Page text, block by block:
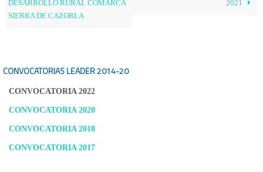
DESARROLLO RURAL COMARCA
SIERRA DE CAZORLA
2021
CONVOCATORIAS LEADER2014-20
CONVOCATORIA 2022
CONVOCATORIA 2020
CONVOCATORIA 2018
CONVOCATORIA 2017